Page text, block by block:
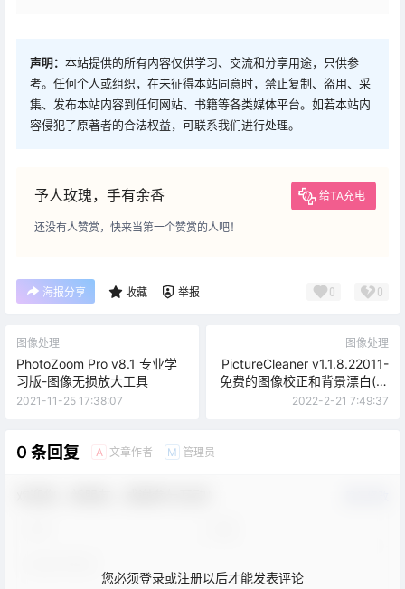
声明： 本站提供的所有内容仅供学习、交流和分享用途，只供参
考。任何个人或组织，在未征得本站同意时，禁止复制、盗用、采
集、发布本站内容到任何网站、书籍等各类媒体平台。如若本站内
容侵犯了原著者的合法权益，可联系我们进行处理。
予人玫瑰，手有余香 给TA充电
还没有人赞赏，快来当第一个赞赏的人吧！
海报分享 收藏 举报 0 0
图像处理
PhotoZoom Pro v8.1 专业学
习版-图像无损放大工具
2021-11-25 17:38:07
图像处理
PictureCleaner v1.1.8.22011-
免费的图像校正和背景漂白(去
灰底)工具
2022-2-21 7:49:37
0 条回复 A 文章作者 M 管理员
您必须登录或注册以后才能发表评论